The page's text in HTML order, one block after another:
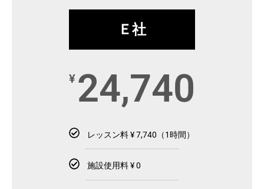
Ｅ社
¥ 24,740
レッスン料 ¥ 7,740（1時間）
施設使用料 ¥ 0